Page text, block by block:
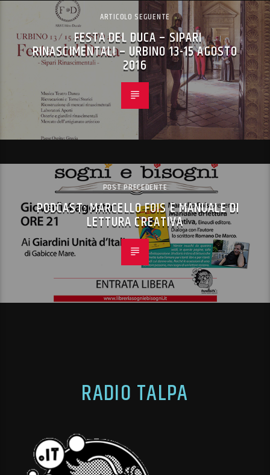
ARTICOLO SEGUENTE
FESTA DEL DUCA – SIPARI
RINASCIMENTALI – URBINO 13-15 AGOSTO
2016
POST PRECEDENTE
PODCAST: MARCELLO FOIS E MANUALE DI
LETTURA CREATIVA
RADIO TALPA